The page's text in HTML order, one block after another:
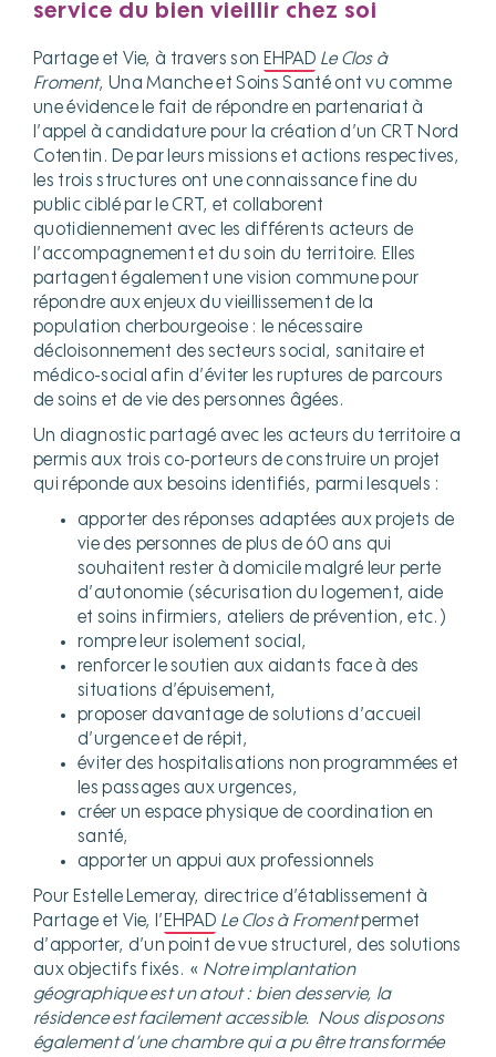
service du bien vieillir chez soi
Partage et Vie, à travers son EHPAD Le Clos à
Froment, Una Manche et Soins Santé ont vu comme
une évidence le fait de répondre en partenariat à
l’appel à candidature pour la création d’un CRT Nord
Cotentin. De par leurs missions et actions respectives,
les trois structures ont une connaissance fine du
public ciblé par le CRT, et collaborent
quotidiennement avec les différents acteurs de
l’accompagnement et du soin du territoire. Elles
partagent également une vision commune pour
répondre aux enjeux du vieillissement de la
population cherbourgeoise : le nécessaire
décloisonnement des secteurs social, sanitaire et
médico-social afin d’éviter les ruptures de parcours
de soins et de vie des personnes âgées.
Un diagnostic partagé avec les acteurs du territoire a
permis aux trois co-porteurs de construire un projet
qui réponde aux besoins identifiés, parmi lesquels :
apporter des réponses adaptées aux projets de
vie des personnes de plus de 60 ans qui
souhaitent rester à domicile malgré leur perte
d’autonomie (sécurisation du logement, aide
et soins infirmiers, ateliers de prévention, etc.)
rompre leur isolement social,
renforcer le soutien aux aidants face à des
situations d’épuisement,
proposer davantage de solutions d’accueil
d’urgence et de répit,
éviter des hospitalisations non programmées et
les passages aux urgences,
créer un espace physique de coordination en
santé,
apporter un appui aux professionnels
Pour Estelle Lemeray, directrice d’établissement à
Partage et Vie, l’ EHPAD Le Clos à Fromentpermet
d’apporter, d’un point de vue structurel, des solutions
aux objectifs fixés. « Notre implantation
géographique est un atout : bien desservie, la
résidence est facilement accessible. Nous disposons
également d’une chambre qui a pu être transformée